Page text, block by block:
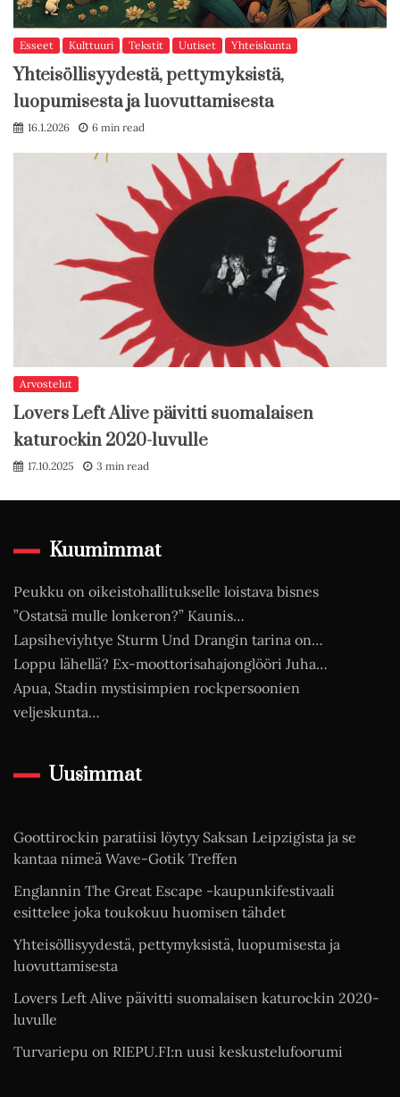
Esseet Kulttuuri Tekstit Uutiset Yhteiskunta
Yhteisöllisyydestä, pettymyksistä,
luopumisesta ja luovuttamisesta
16.1.2026 6 min read
Arvostelut
Lovers Left Alive päivitti suomalaisen
katurockin 2020-luvulle
17.10.2025 3 min read
Kuumimmat
Peukku on oikeistohallitukselle loistava bisnes
”Ostatsä mulle lonkeron?” Kaunis…
Lapsiheviyhtye Sturm Und Drangin tarina on…
Loppu lähellä? Ex-moottorisahajonglööri Juha…
Apua, Stadin mystisimpien rockpersoonien
veljeskunta…
Uusimmat
Goottirockin paratiisi löytyy Saksan Leipzigista ja se
kantaa nimeä Wave-Gotik Treffen
Englannin The Great Escape -kaupunkifestivaali
esittelee joka toukokuu huomisen tähdet
Yhteisöllisyydestä, pettymyksistä, luopumisesta ja
luovuttamisesta
Lovers Left Alive päivitti suomalaisen katurockin 2020-
luvulle
Turvariepu on RIEPU.FI:n uusi keskustelufoorumi